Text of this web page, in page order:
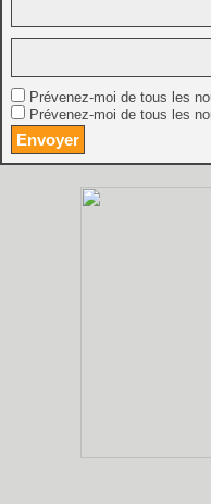
Prévenez-moi de tous les
Prévenez-moi de tous les